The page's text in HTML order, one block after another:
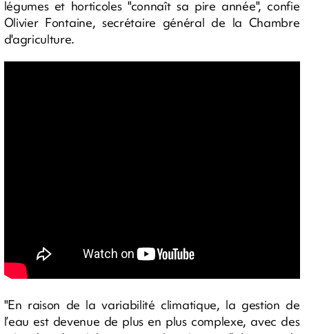
légumes et horticoles "connaît sa pire année", confie
Olivier Fontaine, secrétaire général de la Chambre
d'agriculture.
"En raison de la variabilité climatique, la gestion de
l’eau est devenue de plus en plus complexe, avec des